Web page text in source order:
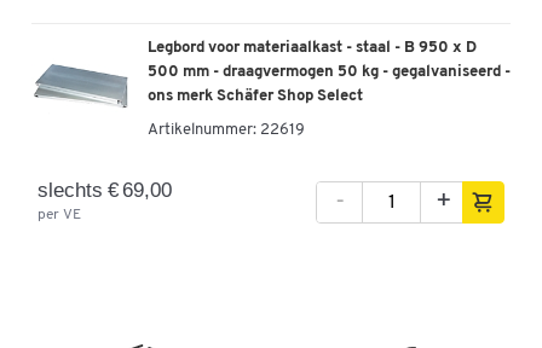
Legbord voor materiaalkast - staal - B 950 x D
500 mm - draagvermogen 50 kg - gegalvaniseerd -
ons merk Schäfer Shop Select
Artikelnummer: 22619
slechts € 69,00
per VE
- +